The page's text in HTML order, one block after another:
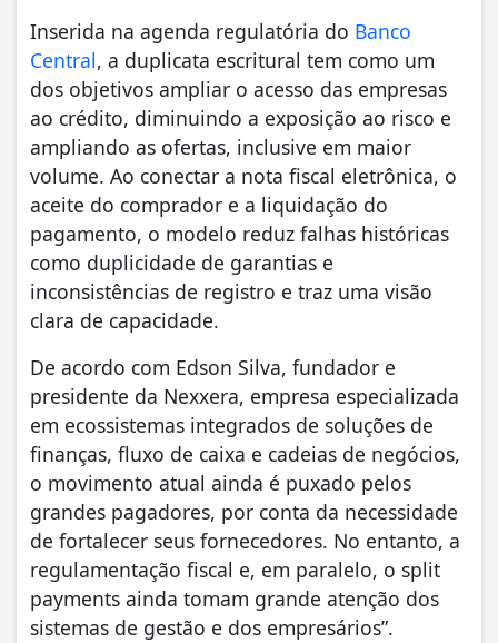
Inserida na agenda regulatória do Banco
Central, a duplicata escritural tem como um
dos objetivos ampliar o acesso das empresas
ao crédito, diminuindo a exposição ao risco e
ampliando as ofertas, inclusive em maior
volume. Ao conectar a nota fiscal eletrônica, o
aceite do comprador e a liquidação do
pagamento, o modelo reduz falhas históricas
como duplicidade de garantias e
inconsistências de registro e traz uma visão
clara de capacidade.
De acordo com Edson Silva, fundador e
presidente da Nexxera, empresa especializada
em ecossistemas integrados de soluções de
finanças, fluxo de caixa e cadeias de negócios,
o movimento atual ainda é puxado pelos
grandes pagadores, por conta da necessidade
de fortalecer seus fornecedores. No entanto, a
regulamentação fiscal e, em paralelo, o split
payments ainda tomam grande atenção dos
sistemas de gestão e dos empresários”.